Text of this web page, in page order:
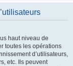
haut niveau de
toutes les opérations
d’utilisateurs,
etc. Ils peuvent